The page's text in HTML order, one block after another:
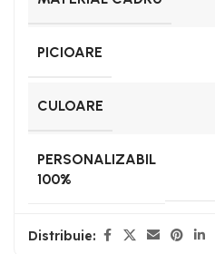
PICIOARE
CULOARE
PERSONALIZABIL
100%
Distribuie: